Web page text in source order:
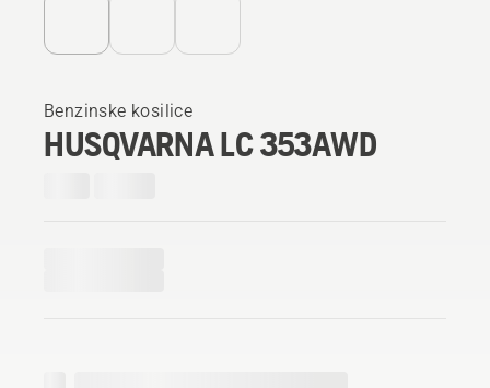
Benzinske kosilice
HUSQVARNA LC 353AWD